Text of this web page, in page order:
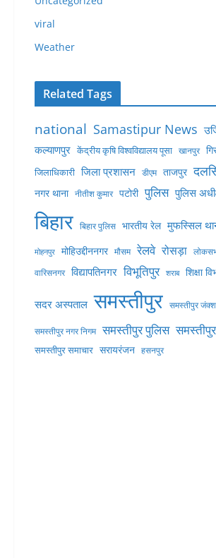
viral
Weather
Related Tags
national Samastipur News
कल्याणपुर केंद्रीय कृषि विश्वविद्यालय पूसा खानपुर
जिलाधिकारी जिला प्रशासन डीएम ताजपुर
नगर थाना नीतीश कुमार पटोरी पुलिस पुलिस
बिहार बिहार पुलिस भारतीय रेल मुफस्सिल
मोहनपुर मोहिउद्दीननगर मौसम रेलवे रोसड़ा
वारिसनगर विद्यापतिनगर विभूतिपुर शराब शिक्षा
सदर अस्पताल समस्तीपुर समस्तीपुर
समस्तीपुर नगर निगम समस्तीपुर पुलिस
समस्तीपुर समाचार सरायरंजन हसनपुर